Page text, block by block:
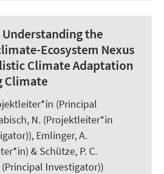
Understanding the
Ecosystem Nexus
Climate Adaptation
Climate
(Principal
N. (Projektleiter*in
Emlinger, A.
& Schütze, P. C.
Investigator))